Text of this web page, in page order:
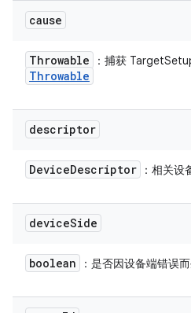
cause
Throwable ：捕获
Throwable
descriptor
DeviceDescriptor ：相关设
deviceSide
boolean ：是否因设备端错误而